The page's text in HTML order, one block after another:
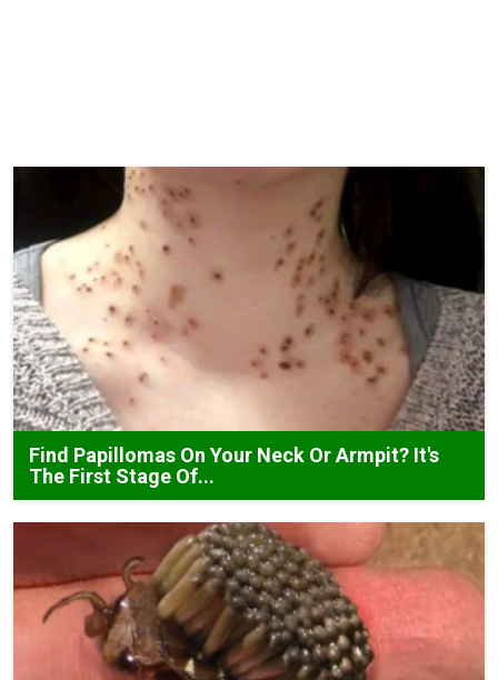
Find Papillomas On Your Neck Or Armpit? It's
The First Stage Of...